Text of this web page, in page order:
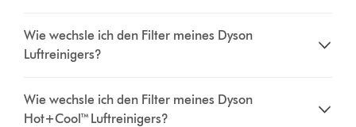
Wie wechsle ich den Filter meines Dyson
Luftreinigers?
Wie wechsle ich den Filter meines Dyson
Hot+Cool™ Luftreinigers?